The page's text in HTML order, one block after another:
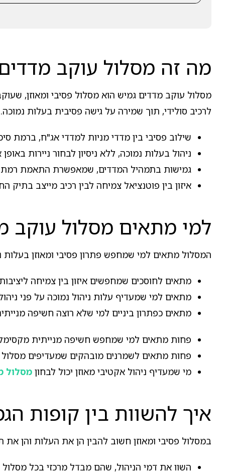
מה זה מסלול עוקב
מסלול עוקב מדדים גמיש הוא מסלול פסיבי ומאוזן,
לרכיב סולידי, תוך שמירה על גישה פסיבית בעלות נמוכה.
שילוב פסיבי בין מדדי מניות למדדי אג"ח, ברמת
ניהול בעלות נמוכה, ללא ניסיון לבחור ניירות
גמישות בתמהיל המדדים, שמאפשרת התאמת רמת
איזון בין פוטנציאל צמיחה לבין רכיב מייצב בתיק
למי מתאים מסלול עוקב
המסלול מתאים למי שמחפש פתרון פסיבי ומאוזן בעלות
מתאים לחוסכים שמחפשים איזון בין צמיחה
מתאים למי שמעדיף עלות ניהול נמוכה על פני
מתאים כפתרון ביניים למי שלא רוצה חשיפה
פחות מתאים למי שמחפש חשיפה מנייתית
פחות מתאים לשמרנים מובהקים שמעדיפים
מי שמעדיף ניהול אקטיבי מאוזן יכול לבחון מסלול
איך להשוות בין קופות
במסלול פסיבי ומאוזן חשוב להבין הן את העלות והן
השוו את דמי הניהול, שהם מבדל מרכזי בכל מסלול